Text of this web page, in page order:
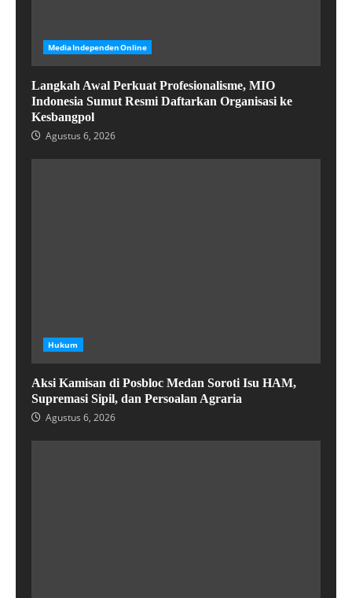
MediaIndependenOnline
Langkah Awal Perkuat Profesionalisme, MIO
Indonesia Sumut Resmi Daftarkan Organisasi ke
Kesbangpol
Agustus 6, 2026
Hukum
Aksi Kamisan di Posbloc Medan Soroti Isu HAM,
Supremasi Sipil, dan Persoalan Agraria
Agustus 6, 2026